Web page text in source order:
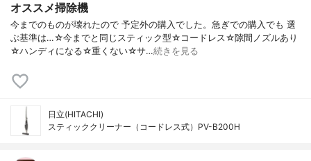
オススメ掃除機
今までのものが壊れたので 予定外の購入でした。急ぎでの購入でも 選
ぶ基準は…☆今までと同じスティック型☆コードレス☆隙間ノズルあり
☆ハンディになる☆重くない☆サ…続きを見る
日立(HITACHI)
スティッククリーナー（コードレス式）PV-B200H